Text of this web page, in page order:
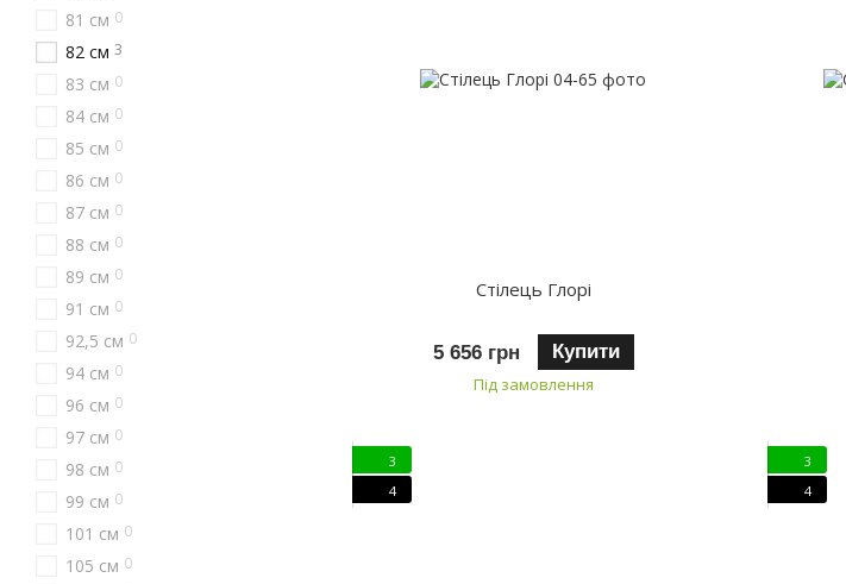
Стілець Глорі
5 656 грн Купити
Під замовлення
3
4
3
4
81 см 0
82 см 3
83 см 0
84 см 0
85 см 0
86 см 0
87 см 0
88 см 0
89 см 0
91 см 0
92,5 см 0
94 см 0
96 см 0
97 см 0
98 см 0
99 см 0
101 см 0
105 см 0